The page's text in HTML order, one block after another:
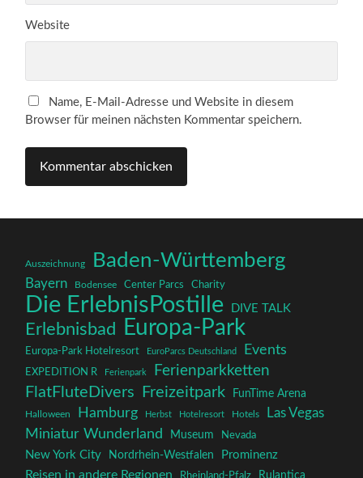
Website
Name, E-Mail-Adresse und Website in diesem
Browser für meinen nächsten Kommentar speichern.
Auszeichnung Baden-Württemberg
Bayern Bodensee Center Parcs Charity
Die ErlebnisPostille DIVE TALK
Erlebnisbad Europa-Park
Europa-Park Hotelresort EuroParcs Deutschland Events
EXPEDITION R Ferienpark Ferienparkketten
FlatFluteDivers Freizeitpark FunTime Arena
Halloween Hamburg Herbst Hotelresort Hotels
Las Vegas
Miniatur Wunderland
Museum Nevada
New York City Nordrhein-Westfalen Prominenz
Reisen in andere Regionen Rheinland-Pfalz Rulantica